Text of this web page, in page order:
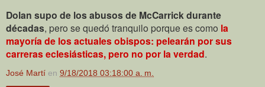
Dolan supo de los abusos de McCarrick durante
décadas, pero se quedó tranquilo porque es como la
mayoría de los actuales obispos: pelearán por sus
carreras eclesiásticas, pero no por la verdad.
José Martí en 9/18/2018 03:18:00 a. m.